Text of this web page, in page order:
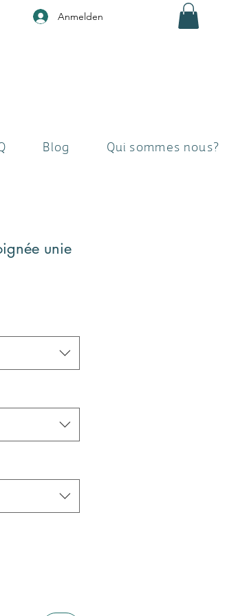
Anmelden
Blog Qui sommes nous?
unie